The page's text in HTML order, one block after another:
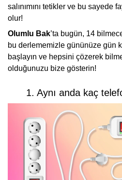
salınımını tetikler ve bu sayede
olur!
Olumlu Bak’ta bugün, 14
bu derlememizle gününüze gün
başlayın ve hepsini çözerek
olduğunuzu bize gösterin!
1. Aynı anda kaç